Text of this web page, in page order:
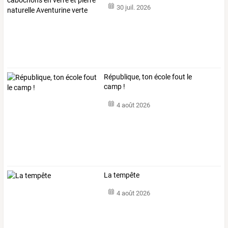
30 juil. 2026
République, ton école fout le
camp !
4 août 2026
La tempête
4 août 2026